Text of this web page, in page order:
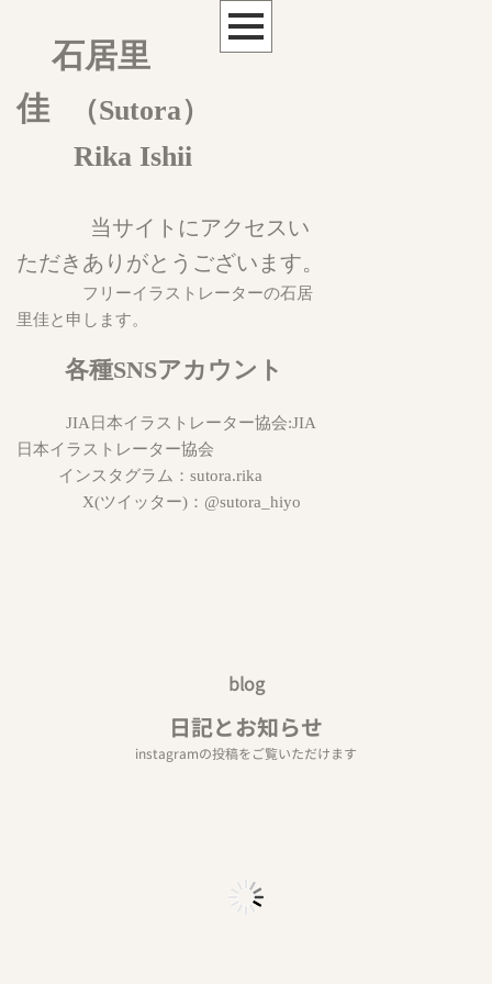
石居里
佳
（Sutora）
Rika Ishii
当サイトにアクセスい
ただきありがとうございます。
フリーイラストレーターの石居
里佳と申します。
各種SNSアカウント
JIA日本イラストレーター協会:JIA
日本イラストレーター協会
インスタグラム： sutora.rika
X(ツイッター)： @sutora_hiyo
blog
日記とお知らせ
instagramの投稿をご覧いただけます